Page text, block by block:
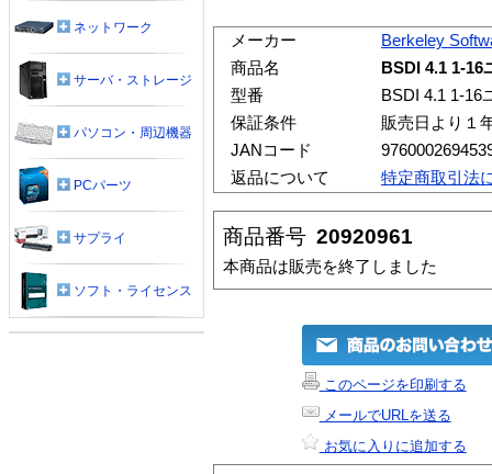
メーカー
Berkeley
商品名
BSDI 4.1 1-16
型番
BSDI 4.1 1-16
保証条件
販売日より１
JANコード
返品について
特定商取引法
商品番号 20920961
本商品は販売を終了しました
このページを印刷する
メールでURLを送る
お気に入りに追加する
ネットワーク
サーバ・ストレージ
パソコン・周辺機器
PCパーツ
サプライ
ソフト・ライセンス